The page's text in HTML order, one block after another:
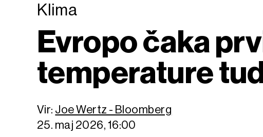
Klima
Evropo čaka
temperature
Vir: Joe Wertz - Bloomberg
25. maj 2026, 16:00